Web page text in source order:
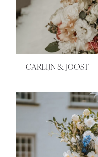
CARLIJN & JOOST